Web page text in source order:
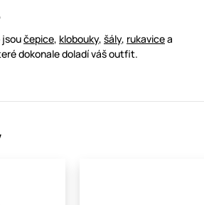
jsoučepice, klobouky, šály, rukavicea
dokonale doladí váš outfit.